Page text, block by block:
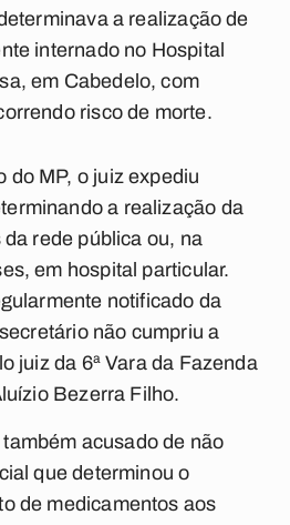
a realização de
internado no Hospital
em Cabedelo, com
risco de morte.
do MP, o juiz expediu
a realização da
rede pública ou, na
em hospital particular.
notificado da
não cumpriu a
juiz da 6ª Vara da Fazenda
Bezerra Filho.
acusado de não
que determinou o
de medicamentos aos